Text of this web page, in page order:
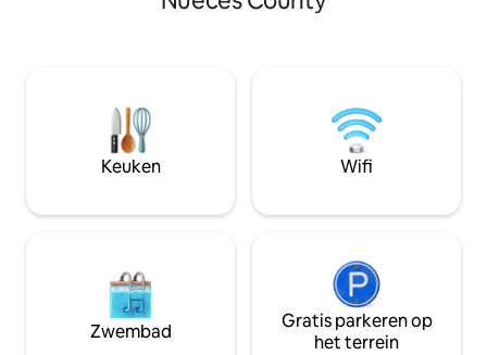
een slaapbank. Geniet van een prachtig
dok het in een van onze slips. Ontspan
bij het zwembad op het terrein en
geniet van gemakkelijke toegang tot
eetgelegenheden en drankjes. Je
klaar!
verdieping ligt op
afstand van het
steenworp
resortstijl:
en meer!
Keuken Wifi
Zwembad
Gratis parkeren op
het terrein